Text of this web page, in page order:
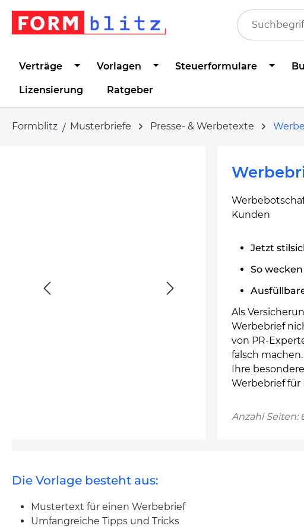
Zur Hauptnavigation springen
Verträge Vorlagen Steuerformulare
Lizensierung Ratgeber
Formblitz Musterbriefe Presse- & Werbetexte
Kunden
Jetzt
So
Als
Werbebrief
von PR-
falsch
Ihre
Werbebrief für
Anzahl Seiten:
Die Vorlage besteht aus:
Mustertext für einen Werbebrief
Umfangreiche Tipps und Tricks